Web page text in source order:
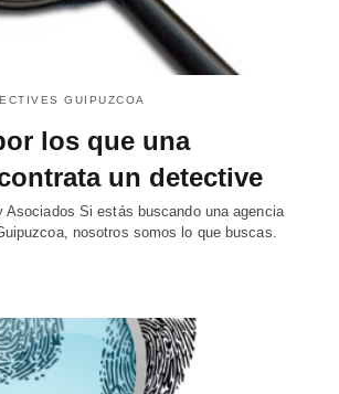
GUIPUZCOA
los que una
un detective
Asociados Si estás buscando una agencia
nosotros somos lo que buscas.